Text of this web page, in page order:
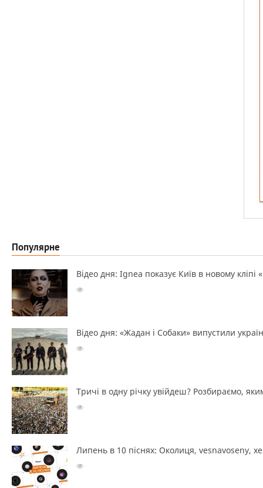
Популярне
Відео дня: Ignea показує Київ в новому кліпі
Відео дня: «Жадан і Собаки» випустили
Тричі в одну річку увійдеш? Розбираємо,
Липень в 10 піснях: Околиця, vesnavoseny,